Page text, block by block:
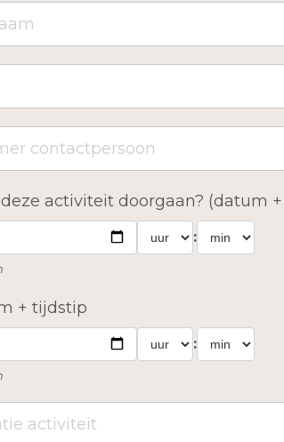
activiteit doorgaan? (datum
:
+ tijdstip
: